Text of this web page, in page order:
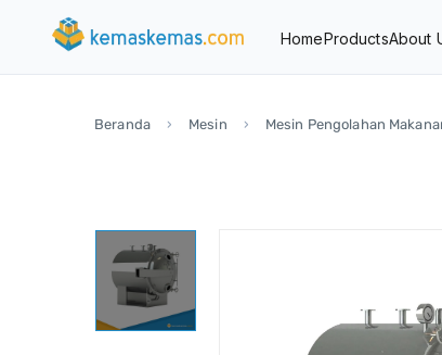
HomeProductsAbout
Beranda Mesin Mesin Pengolahan